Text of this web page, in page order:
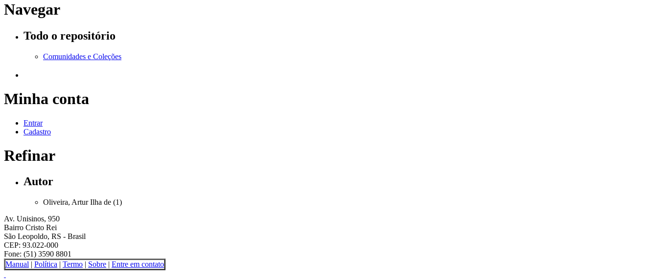
Navegar
Todo o repositório
Comunidades e Coleções
Minha conta
Entrar
Cadastro
Refinar
Autor
Oliveira, Artur Ilha de (1)
Av. Unisinos, 950
Bairro Cristo Rei
São Leopoldo, RS - Brasil
CEP: 93.022-000
Fone: (51) 3590 8801
Manual | Política | Termo | Sobre | Entre em contato